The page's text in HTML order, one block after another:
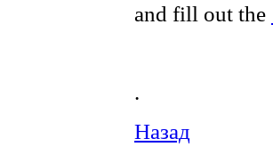
and fill out the
.
Назад